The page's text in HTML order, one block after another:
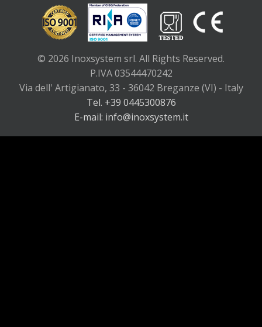
© 2026 Inoxsystem srl. All Rights Reserved.
P.IVA 03544470242
Via dell' Artigianato, 33 - 36042 Breganze (VI) - Italy
Tel. +39 0445300876
E-mail: info@inoxsystem.it